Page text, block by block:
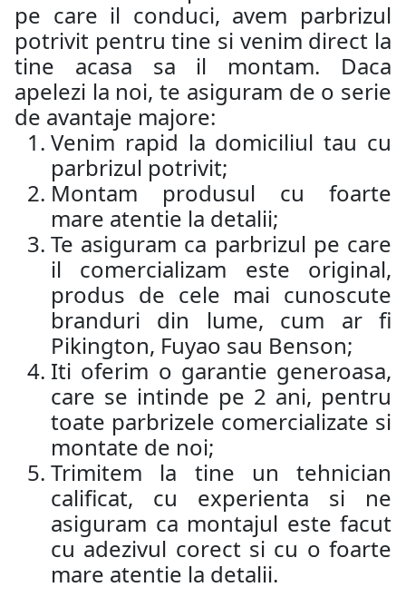
pe care il conduci, avem parbrizul
potrivit pentru tine si venim direct la
tine acasa sa il montam. Daca
apelezi la noi, te asiguram de o serie
de avantaje majore:
Venim rapid la domiciliul tau cu
parbrizul potrivit;
Montam produsul cu foarte
mare atentie la detalii;
Te asiguram ca parbrizul pe care
il comercializam este original,
produs de cele mai cunoscute
branduri din lume, cum ar fi
Pikington, Fuyao sau Benson;
Iti oferim o garantie generoasa,
care se intinde pe 2 ani, pentru
toate parbrizele comercializate si
montate de noi;
Trimitem la tine un tehnician
calificat, cu experienta si ne
asiguram ca montajul este facut
cu adezivul corect si cu o foarte
mare atentie la detalii.